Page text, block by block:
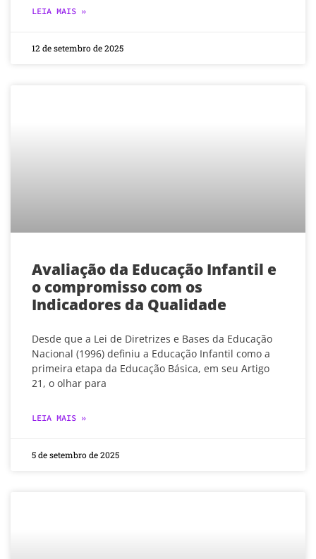
LEIA MAIS »
12 de setembro de 2025
Avaliação da Educação Infantil e
o compromisso com os
Indicadores da Qualidade
Desde que a Lei de Diretrizes e Bases da Educação
Nacional (1996) definiu a Educação Infantil como a
primeira etapa da Educação Básica, em seu Artigo
21, o olhar para
LEIA MAIS »
5 de setembro de 2025